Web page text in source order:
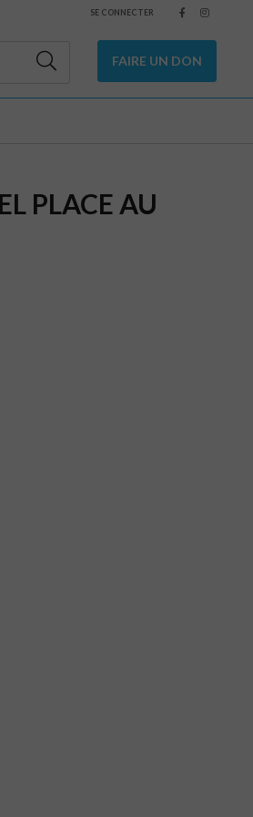
SE CONNECTER
FAIRE UN DON
PLACE AU